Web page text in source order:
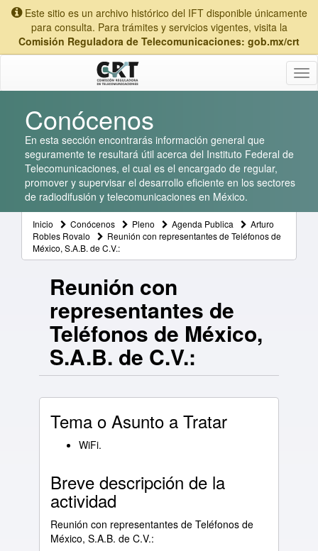
Este sitio es un archivo histórico del IFT disponible únicamente
para consulta. Para trámites y servicios vigentes, visita la
Comisión Reguladora de Telecomunicaciones: gob.mx/crt
Conócenos
En esta sección encontrarás información general que
seguramente te resultará útil acerca del Instituto Federal de
Telecomunicaciones, el cual es el encargado de regular,
promover y supervisar el desarrollo eficiente en los sectores
de radiodifusión y telecomunicaciones en México.
Inicio Conócenos Pleno Agenda Publica
Arturo
Robles Rovalo
Reunión con representantes de Teléfonos de
México, S.A.B. de C.V.:
Reunión con
representantes de
Teléfonos de México,
S.A.B. de C.V.:
Tema o Asunto a Tratar
WiFi.
Breve descripción de la
actividad
Reunión con representantes de Teléfonos de
México, S.A.B. de C.V.: